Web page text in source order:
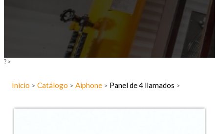
?>
Inicio > Catálogo > Aiphone > Panel de 4 llamados >